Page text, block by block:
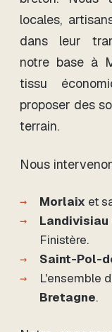
locales,
dans leur
notre base à
tissu
proposer des
terrain.
Nous
Morlaix et
Landivisiau
Finistère.
Saint-Pol-
L'ensemble
Bretagne.